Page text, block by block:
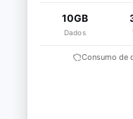
10GB
Dados
Consumo de